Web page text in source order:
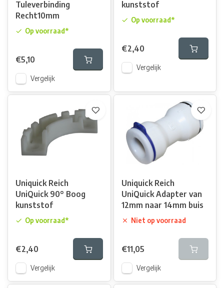
Tuleverbinding
Recht10mm
Op voorraad*
€5,10
Vergelijk
kunststof
Op voorraad*
€2,40
Vergelijk
Uniquick Reich
UniQuick 90° Boog
kunststof
Op voorraad*
€2,40
Vergelijk
Uniquick Reich
UniQuick Adapter van
12mm naar 14mm buis
Niet op voorraad
€11,05
Vergelijk